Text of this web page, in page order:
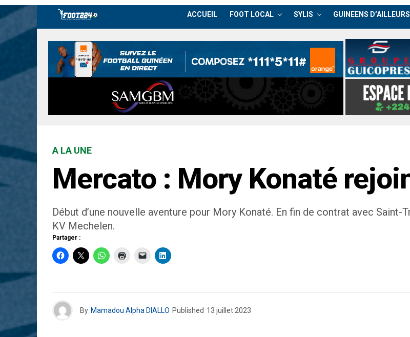
ACCUEIL FOOT LOCAL SYLIS GUINEENS D’AILLEURS
A LA UNE
Mercato : Mory Konaté
Début d’une nouvelle aventure pour Mory Konaté. En fin de contrat avec Saint-
KV Mechelen.
Partager :
By Mamadou Alpha DIALLO Published 13 juillet 2023